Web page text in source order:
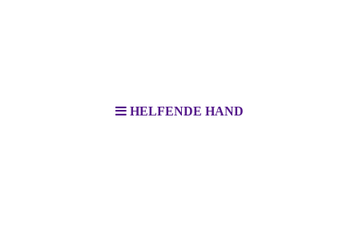
HELFENDE HAND